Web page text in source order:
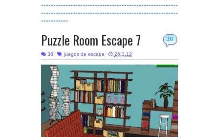
--------------------------------------------------------
--------------------------------------------------------
-----------
38
Puzzle Room Escape 7
38 juegos de escape 26.3.12